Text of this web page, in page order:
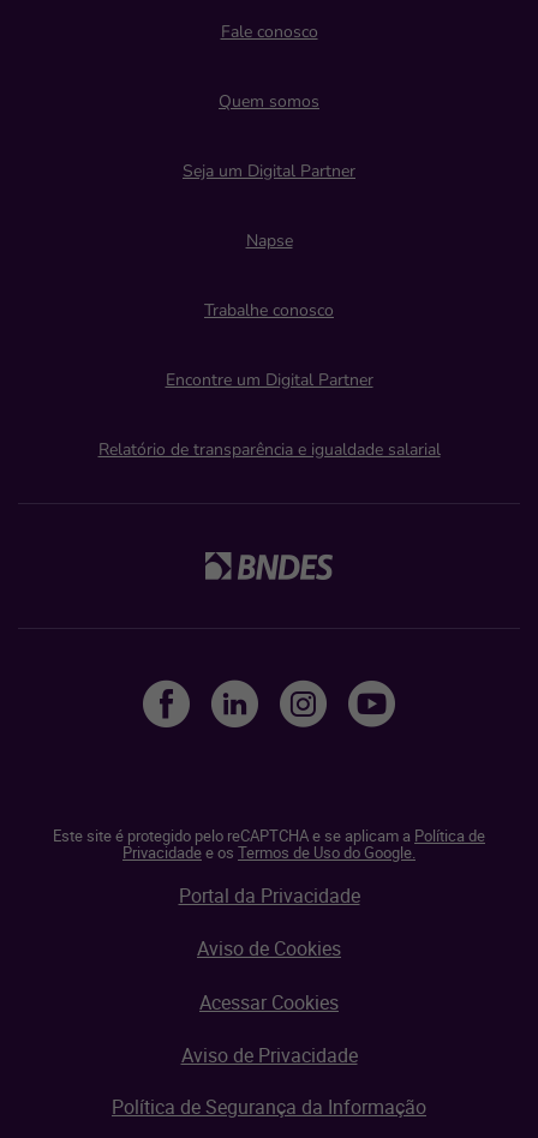
Fale conosco
Quem somos
Seja um Digital Partner
Napse
Trabalhe conosco
Encontre um Digital Partner
Relatório de transparência e igualdade salarial
Este site é protegido pelo reCAPTCHA e se aplicam a Política de
Privacidadee os Termos de Uso do Google.
Portal da Privacidade
Aviso de Cookies
Acessar Cookies
Aviso de Privacidade
Política de Segurança da Informação